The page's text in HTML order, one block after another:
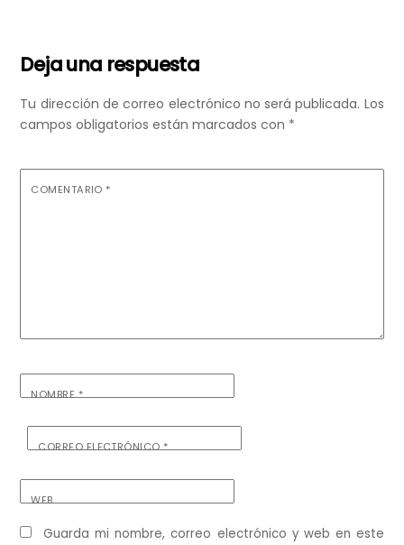
Deja una respuesta
Tu dirección de correo electrónico no será publicada. Los
campos obligatorios están marcados con *
COMENTARIO *
NOMBRE*
CORREO ELECTRÓNICO*
WEB
Guarda mi nombre, correo electrónico y web en este